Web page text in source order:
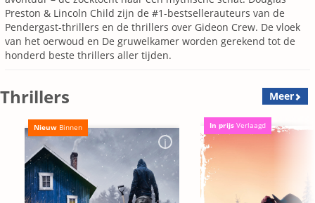
Preston & Lincoln Child zijn de #1-bestsellerauteurs van de
Pendergast-thrillers en de thrillers over Gideon Crew. De vloek
van het oerwoud en De gruwelkamer worden gerekend tot de
honderd beste thrillers aller tijden.
Thrillers Meer
Nieuw Binnen In prijs Verlaagd